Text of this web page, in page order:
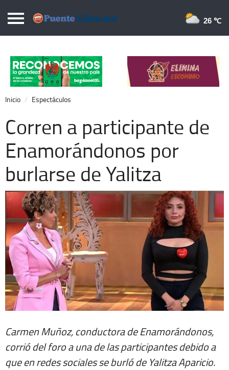
Puentelibre.mx
Local
Nacional
Opinión
Cronos
Economía
Espectáculos
Extra +
26 ℃
Inicio Espectáculos
Corren a participante de
Enamorándonos por
burlarse de Yalitza
Carmen Muñoz, conductora de Enamorándonos,
corrió del foro a una de las participantes debido a
que en redes sociales se burló de Yalitza Aparicio.